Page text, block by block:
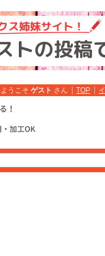
ようこそ ゲスト さん TOP